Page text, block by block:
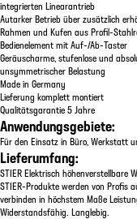
integrierten Linearantrieb
Autarker Betrieb über zusätzlich
Rahmen und Kufen aus Profil-
Bedienelement mit Auf-/Ab-Taster
Geräuscharme, stufenlose und
unsymmetrischer Belastung
Made in Germany
Lieferung komplett montiert
Qualitätsgarantie 5 Jahre
Anwendungsgebiete:
Für den Einsatz in Büro, Werkstatt
Lieferumfang:
STIER Elektrisch höhenverstellbare
STIER-Produkte werden von Profis
verbinden in höchstem Maße
Widerstandsfähig. Langlebig.